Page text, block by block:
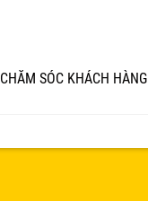
CHĂM SÓC KHÁCH HÀNG